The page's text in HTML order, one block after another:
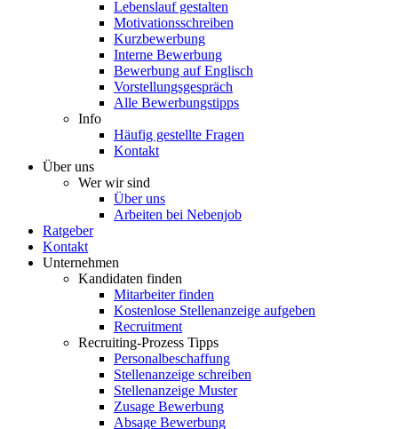
Lebenslauf gestalten
Motivationsschreiben
Kurzbewerbung
Interne Bewerbung
Bewerbung auf Englisch
Vorstellungsgespräch
Alle Bewerbungstipps
Info
Häufig gestellte Fragen
Kontakt
Über uns
Wer wir sind
Über uns
Arbeiten bei Nebenjob
Ratgeber
Kontakt
Unternehmen
Kandidaten finden
Mitarbeiter finden
Kostenlose Stellenanzeige aufgeben
Recruitment
Recruiting-Prozess Tipps
Personalbeschaffung
Stellenanzeige schreiben
Stellenanzeige Muster
Zusage Bewerbung
Absage Bewerbung